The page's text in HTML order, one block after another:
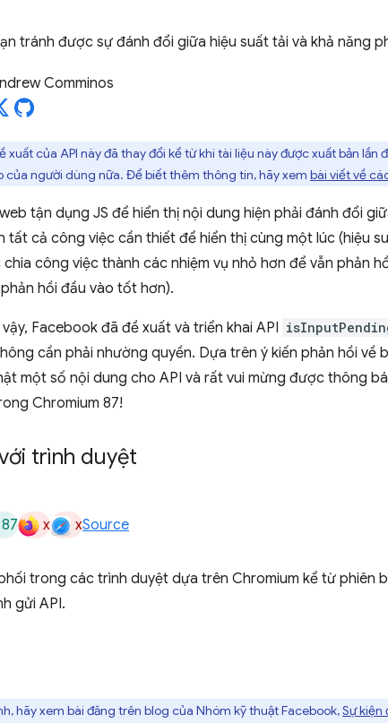
tránh được sự đánh đổi giữa hiệu suất tải và khả năng
Comminos
xuất của API này đã thay đổi kể từ khi tài liệu này được xuất bản lần
của người dùng nữa. Để biết thêm thông tin, hãy xem bài viết về
tận dụng JS để hiển thị nội dung hiện phải đánh đổi
tất cả công việc cần thiết để hiển thị cùng một lúc (hiệu
công việc thành các nhiệm vụ nhỏ hơn để vẫn phản
hồi đầu vào tốt hơn).
Facebook đã đề xuất và triển khai API
cần phải nhường quyền. Dựa trên ý kiến phản hồi về
một số nội dung cho API và rất vui mừng được thông
Chromium 87!
trình duyệt
87 x xSource
trong các trình duyệt dựa trên Chromium kể từ phiên
gửi API.
hãy xem bài đăng trên blog của Nhóm kỹ thuật Facebook,Sự kiện